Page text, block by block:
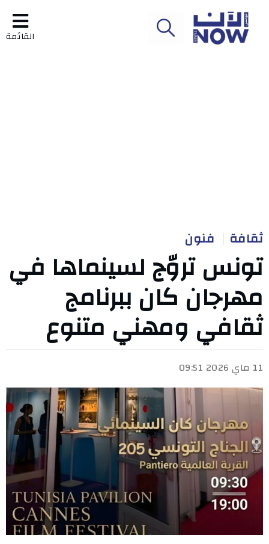
القائمة
ثقافة فنون
تونس تروّج لسينماها في
مهرجان كان ببرنامج
ثقافي ومهني متنوع
11 ماي 2026 09:51